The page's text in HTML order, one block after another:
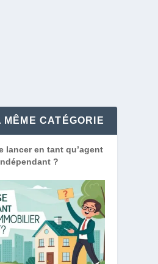
MÊME CATÉGORIE
lancer en tant qu’agent
?